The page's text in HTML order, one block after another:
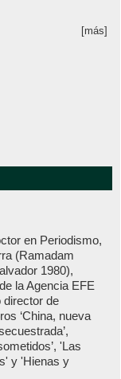
[más]
en Periodismo,
(Ramadam
1980),
la Agencia EFE
director de
‘China, nueva
'Las
y 'Hienas y